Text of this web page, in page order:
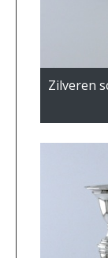
Zilveren